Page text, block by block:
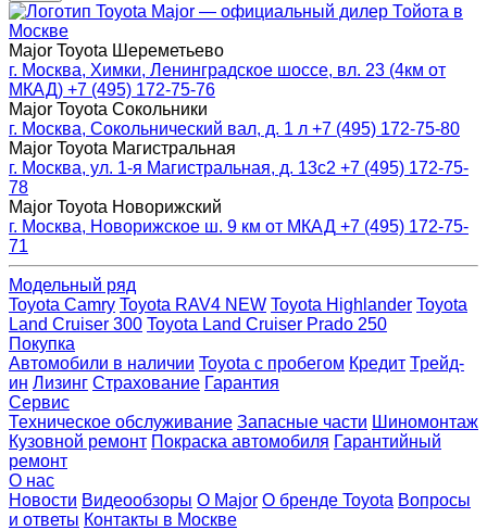
Major — официальный дилер Тойота в
Москве
Major Toyota Шереметьево
г. Москва, Химки, Ленинградское шоссе, вл. 23 (4км от
МКАД) +7 (495) 172-75-76
Major Toyota Сокольники
г. Москва, Сокольнический вал, д. 1 л +7 (495) 172-75-80
Major Toyota Магистральная
г. Москва, ул. 1-я Магистральная, д. 13с2 +7 (495) 172-75-
78
Major Toyota Новорижский
г. Москва, Новорижское ш. 9 км от МКАД +7 (495) 172-75-
71
Модельный ряд
Toyota Camry Toyota RAV4 NEW Toyota Highlander Toyota
Land Cruiser 300 Toyota Land Cruiser Prado 250
Покупка
Автомобили в наличии Toyota с пробегом Кредит Трейд-
ин Лизинг Страхование Гарантия
Сервис
Техническое обслуживание Запасные части Шиномонтаж
Кузовной ремонт Покраска автомобиля Гарантийный
ремонт
О нас
Новости Видеообзоры О Major О бренде Toyota Вопросы
и ответы Контакты в Москве